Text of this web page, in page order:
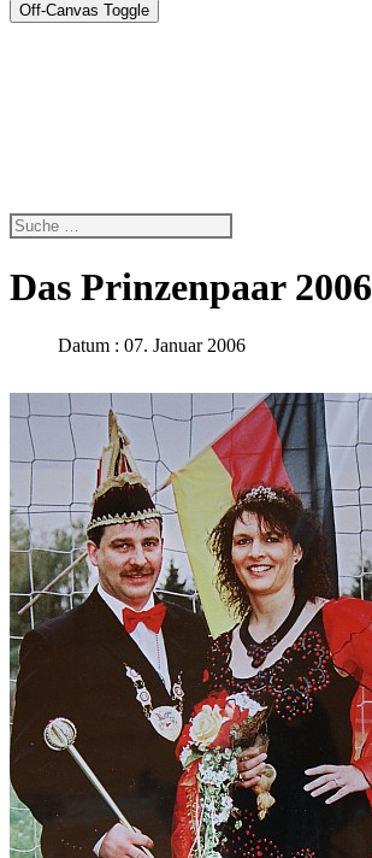
Off-Canvas Toggle
Das Prinzenpaar 2006
Datum : 07. Januar 2006